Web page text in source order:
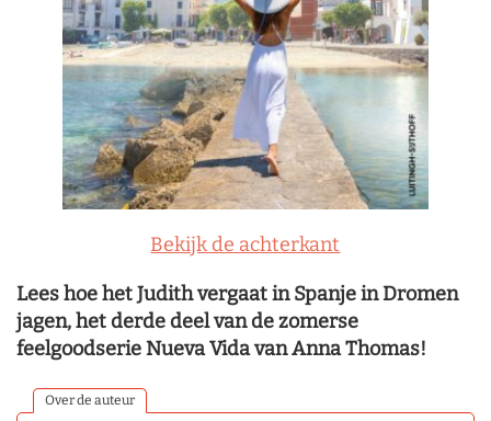
Bekijk de achterkant
Lees hoe het Judith vergaat in Spanje in Dromen
jagen, het derde deel van de zomerse
feelgoodserie Nueva Vida van Anna Thomas!
Over de auteur